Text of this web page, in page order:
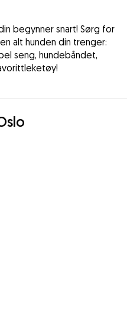
begynner snart! Sørg for
alt hunden din trenger:
seng, hundebåndet,